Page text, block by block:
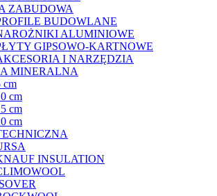
ZABUDOWA
BUDOWLANE
ALUMINIOWE
GIPSOWO-KARTNOWE
I NARZĘDZIA
MINERALNA
cm
cm
cm
cm
INSULATION